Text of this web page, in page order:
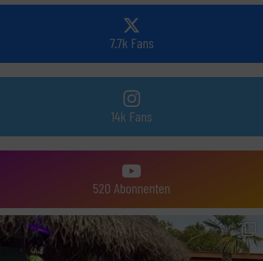
7.7k Fans
14k Fans
520 Abonnenten